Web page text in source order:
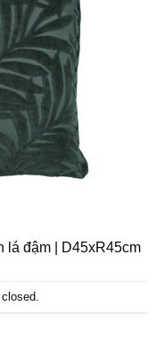
lá đậm | D45xR45cm